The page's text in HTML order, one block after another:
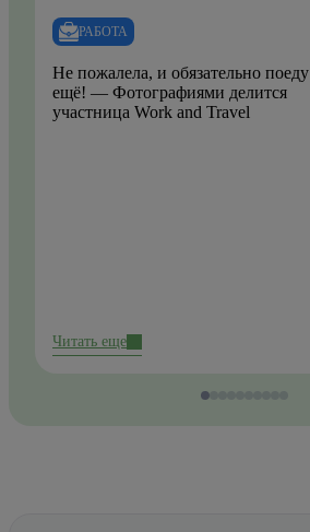
РАБОТА
Не пожалела, и обязательно поеду
ещё! — Фотографиями делится
участница Work and Travel
Читать еще